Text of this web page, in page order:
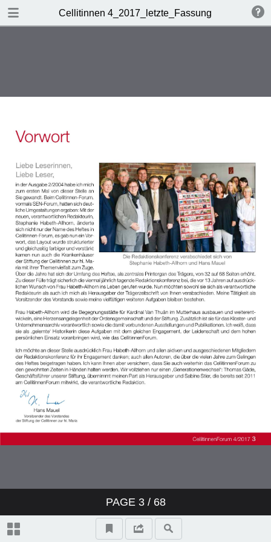
Cellitinnen 4_2017_letzte_Fassung
PAGE 3/ 68
DOWNLOAD